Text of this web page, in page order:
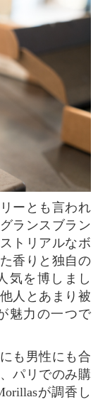
ランスブラン
トリアルなボ
香りと独自の
気を博しまし
人とあまり被
魅力の一つで
パリでのみ購
が調香し